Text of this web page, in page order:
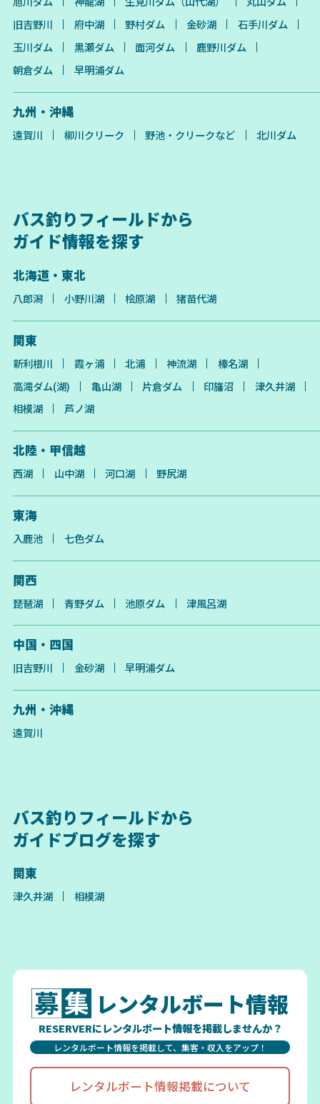
旧吉野川
府中湖 野村ダム 金砂湖
石手川ダム
玉川ダム
黒瀬ダム 面河ダム
鹿野川ダム
朝倉ダム
早明浦ダム
九州・沖縄
遠賀川 柳川クリーク 野池・クリークなど 北川ダム
バス釣りフィールドから
ガイド情報を探す
北海道・東北
八郎潟 小野川湖 桧原湖 猪苗代湖
関東
新利根川 霞ヶ浦 北浦 神流湖
榛名湖
高滝ダム(湖)
亀山湖 片倉ダム 印旛沼
津久井湖
相模湖
芦ノ湖
北陸・甲信越
西湖 山中湖 河口湖 野尻湖
東海
入鹿池 七色ダム
関西
琵琶湖 青野ダム 池原ダム 津風呂湖
中国・四国
旧吉野川 金砂湖 早明浦ダム
九州・沖縄
遠賀川
バス釣りフィールドから
ガイドブログを探す
関東
津久井湖 相模湖
レンタルボート情報
RESERVERにレンタルボート情報を掲載しませんか？
レンタルボート情報を掲載して、集客・収入をアップ！
レンタルボート情報掲載について